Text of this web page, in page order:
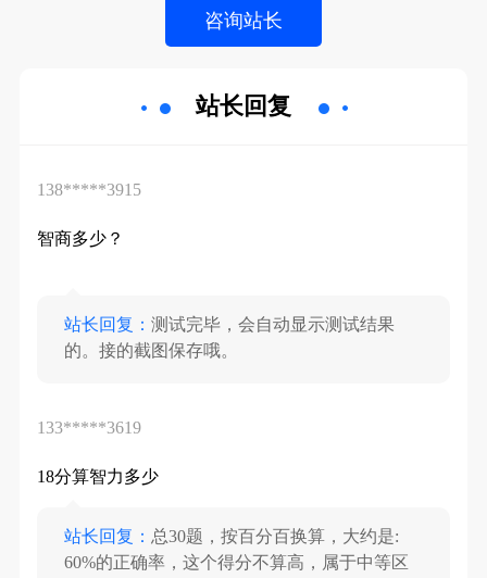
站长回复
138*****3915
智商多少？
站长回复：测试完毕，会自动显示测试结果
的。接的截图保存哦。
133*****3619
18分算智力多少
站长回复： 总30题，按百分百换算，大约是:
60%的正确率，这个得分不算高，属于中等区